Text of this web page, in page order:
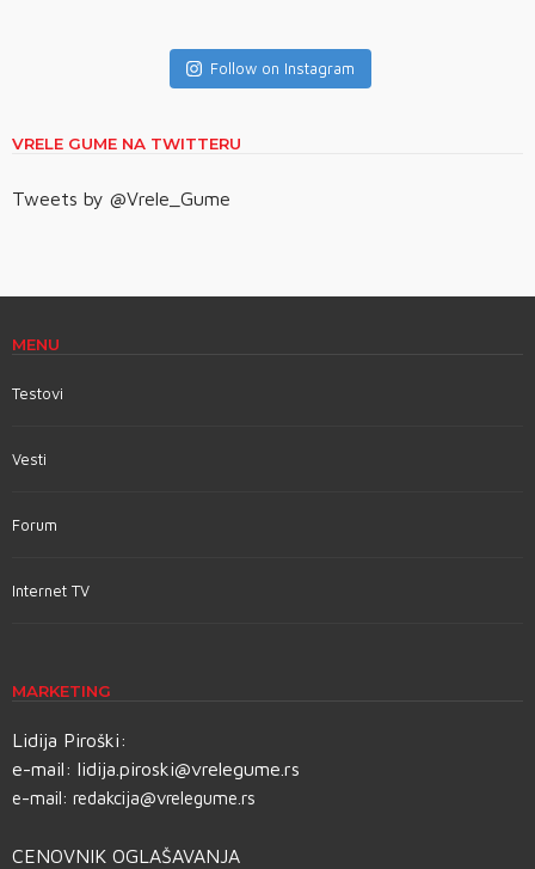
Follow on Instagram
VRELE GUME NA TWITTERU
Tweets by @Vrele_Gume
MENU
Testovi
Vesti
Forum
Internet TV
MARKETING
Lidija Piroški:
e-mail: lidija.piroski@vrelegume.rs
e-mail: redakcija@vrelegume.rs
CENOVNIK OGLAŠAVANJA